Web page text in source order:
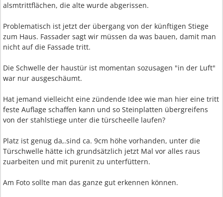
alsmtrittflächen, die alte wurde abgerissen.
Problematisch ist jetzt der übergang von der künftigen Stiege
zum Haus. Fassader sagt wir müssen da was bauen, damit man
nicht auf die Fassade tritt.
Die Schwelle der haustür ist momentan sozusagen "in der Luft"
war nur ausgeschäumt.
Hat jemand vielleicht eine zündende Idee wie man hier eine tritt
feste Auflage schaffen kann und so Steinplatten übergreifens
von der stahlstiege unter die türscheelle laufen?
Platz ist genug da,.sind ca. 9cm höhe vorhanden, unter die
Türschwelle hätte ich grundsätzlich jetzt Mal vor alles raus
zuarbeiten und mit purenit zu unterfüttern.
Am Foto sollte man das ganze gut erkennen können.